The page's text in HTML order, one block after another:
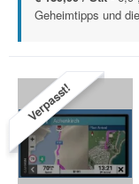
Geheimtipps und
Verpasst!